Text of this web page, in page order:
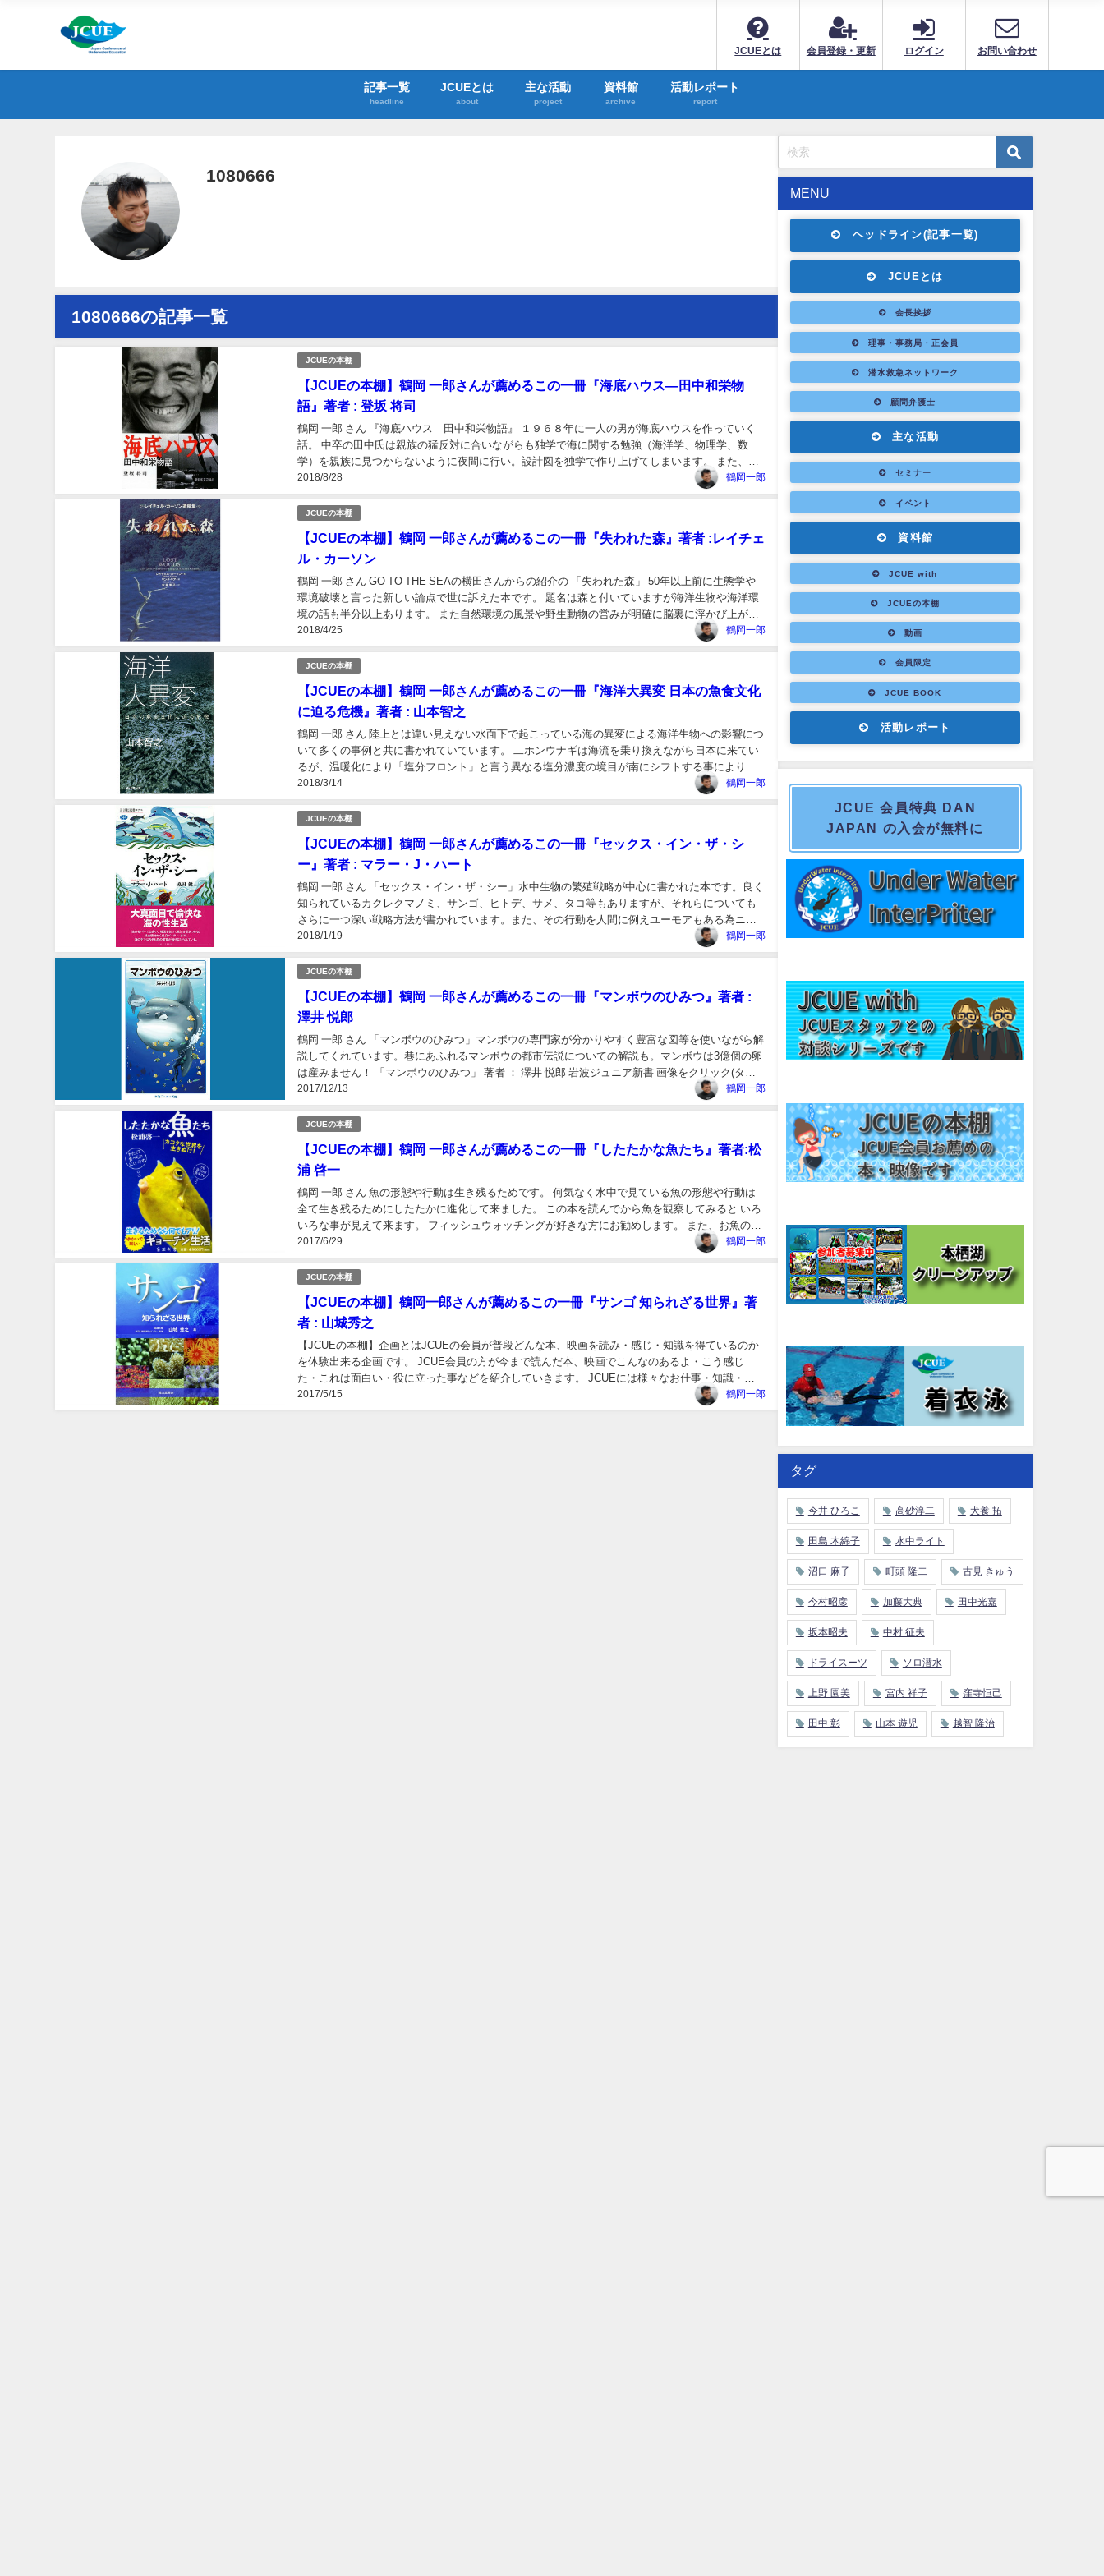
JCUEとは 会員登録・更新 ログイン お問い合わせ
記事一覧
headline
JCUEとは
about
主な活動
project
資料館
archive
活動レポート
report
1080666
1080666の記事一覧
JCUEの本棚
【JCUEの本棚】鶴岡 一郎さんが薦めるこの一冊『海底ハウス―田中和栄物
語』著者 : 登坂 将司
2018/8/28
鶴岡 一郎 さん 『海底ハウス 田中和栄物語』 １９６８年に一人の男が海底ハウスを作っていく
話。 中卒の田中氏は親族の猛反対に合いながらも独学で海に関する勉強（海洋学、物理学、数
学）を親族に見つからないように夜間に行い。設計図を独学で作り上げてしまいます。 また、そ
の真っすぐな思いから日本経済の大物達をも味方につけ資金...
鶴岡一郎
JCUEの本棚
【JCUEの本棚】鶴岡 一郎さんが薦めるこの一冊『失われた森』著者 :レイチェ
ル・カーソン
2018/4/25
鶴岡 一郎 さん GO TO THE SEAの横田さんからの紹介の 「失われた森」 50年以上前に生態学や
環境破壊と言った新しい論点で世に訴えた本です。 題名は森と付いていますが海洋生物や海洋環
境の話も半分以上あります。 また自然環境の風景や野生動物の営みが明確に脳裏に浮かび上がる
表現力が凄い！！ 本文だけだなく巻末の...
鶴岡一郎
JCUEの本棚
【JCUEの本棚】鶴岡 一郎さんが薦めるこの一冊『海洋大異変 日本の魚食文化
に迫る危機』著者 : 山本智之
2018/3/14
鶴岡 一郎 さん 陸上とは違い見えない水面下で起こっている海の異変による海洋生物への影響につ
いて多くの事例と共に書かれていています。 二ホンウナギは海流を乗り換えながら日本に来てい
るが、温暖化により「塩分フロント」と言う異なる塩分濃度の境目が南にシフトする事により海
流の乗り換えが出来ずに南下する海流に乗ってしまう為、死...
鶴岡一郎
JCUEの本棚
【JCUEの本棚】鶴岡 一郎さんが薦めるこの一冊『セックス・イン・ザ・シ
ー』著者 : マラー・J・ハート
2018/1/19
鶴岡 一郎 さん 「セックス・イン・ザ・シー」水中生物の繁殖戦略が中心に書かれた本です。良く
知られているカクレクマノミ、サンゴ、ヒトデ、サメ、タコ等もありますが、それらについても
さらに一つ深い戦略方法が書かれています。また、その行動を人間に例えユーモアもある為ニヤ
けながら読めます。 「セックス・イン・ザ・シー」 著者 ...
鶴岡一郎
JCUEの本棚
【JCUEの本棚】鶴岡 一郎さんが薦めるこの一冊『マンボウのひみつ』著者 :
澤井 悦郎
2017/12/13
鶴岡 一郎 さん 「マンボウのひみつ」マンボウの専門家が分かりやすく豊富な図等を使いながら解
説してくれています。巷にあふれるマンボウの都市伝説についての解説も。マンボウは3億個の卵
は産みません！ 「マンボウのひみつ」 著者 ： 澤井 悦郎 岩波ジュニア新書 画像をクリック(タッ
チ)するとamazon購入ページへ進みます...
鶴岡一郎
JCUEの本棚
【JCUEの本棚】鶴岡 一郎さんが薦めるこの一冊『したたかな魚たち』著者:松
浦 啓一
2017/6/29
鶴岡 一郎 さん 魚の形態や行動は生き残るためです。 何気なく水中で見ている魚の形態や行動は
全て生き残るためにしたたかに進化して来ました。 この本を読んでから魚を観察してみると いろ
いろな事が見えて来ます。 フィッシュウォッチングが好きな方にお勧めします。 また、お魚の小
ネタも沢山載っています。 「したたかな魚たち」...
鶴岡一郎
JCUEの本棚
【JCUEの本棚】鶴岡一郎さんが薦めるこの一冊『サンゴ 知られざる世界』著
者 : 山城秀之
2017/5/15
【JCUEの本棚】企画とはJCUEの会員が普段どんな本、映画を読み・感じ・知識を得ているのか
を体験出来る企画です。 JCUE会員の方が今まで読んだ本、映画でこんなのあるよ・こう感じ
た・これは面白い・役に立った事などを紹介していきます。 JCUEには様々なお仕事・知識・体
験をしている会員が沢山います、その方達が読んでいる...
鶴岡一郎
MENU
ヘッドライン(記事一覧)
JCUEとは
会長挨拶
理事・事務局・正会員
潜水救急ネットワーク
顧問弁護士
主な活動
セミナー
イベント
資料館
JCUE with
JCUEの本棚
動画
会員限定
JCUE BOOK
活動レポート
JCUE 会員特典 DAN
JAPAN の入会が無料に
タグ
今井 ひろこ 高砂淳二 犬養 拓
田島 木綿子 水中ライト
沼口 麻子 町頭 隆二 古見 きゅう
今村昭彦 加藤大典 田中光嘉
坂本昭夫 中村 征夫
ドライスーツ ソロ潜水
上野 園美 宮内 祥子 窪寺恒己
田中 彰 山本 遊児 越智 隆治